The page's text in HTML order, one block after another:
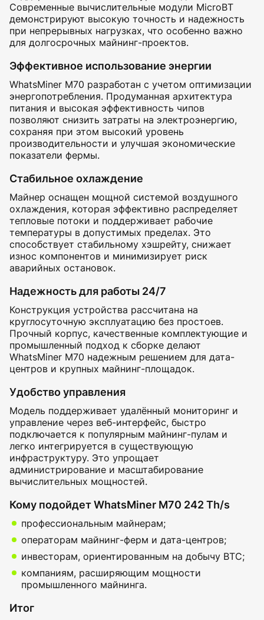
Современные вычислительные модули MicroBT
демонстрируют высокую точность и надежность
при непрерывных нагрузках, что особенно важно
для долгосрочных майнинг-проектов.
Эффективное использование энергии
WhatsMiner M70 разработан с учетом оптимизации
энергопотребления. Продуманная архитектура
питания и высокая эффективность чипов
позволяют снизить затраты на электроэнергию,
сохраняя при этом высокий уровень
производительности и улучшая экономические
показатели фермы.
Стабильное охлаждение
Майнер оснащен мощной системой воздушного
охлаждения, которая эффективно распределяет
тепловые потоки и поддерживает рабочие
температуры в допустимых пределах. Это
способствует стабильному хэшрейту, снижает
износ компонентов и минимизирует риск
аварийных остановок.
Надежность для работы 24/7
Конструкция устройства рассчитана на
круглосуточную эксплуатацию без простоев.
Прочный корпус, качественные комплектующие и
промышленный подход к сборке делают
WhatsMiner M70 надежным решением для дата-
центров и крупных майнинг-площадок.
Удобство управления
Модель поддерживает удалённый мониторинг и
управление через веб-интерфейс, быстро
подключается к популярным майнинг-пулам и
легко интегрируется в существующую
инфраструктуру. Это упрощает
администрирование и масштабирование
вычислительных мощностей.
Кому подойдет WhatsMiner M70 242 Th/s
профессиональным майнерам;
операторам майнинг-ферм и дата-центров;
инвесторам, ориентированным на добычу BTC;
компаниям, расширяющим мощности
промышленного майнинга.
Итог